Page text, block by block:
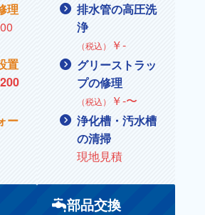
理
置
ー
排水管の高圧洗
浄
（税込） ￥‐
グリーストラッ
プの修理
（税込） ￥‐〜
浄化槽・汚水槽
の清掃
現地見積
部品交換